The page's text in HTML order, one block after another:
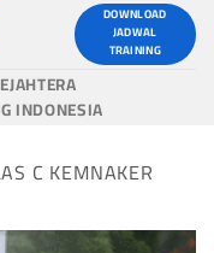
DOWNLOAD
JADWAL
TRAINING
INDONESIA
C KEMNAKER